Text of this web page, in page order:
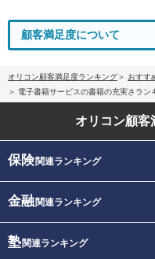
顧客満足度について
オリコン顧客満足度ランキング
おすす
電子書籍サービスの書籍の充実さラン
オリコン顧客
保険関連ランキング
金融関連ランキング
塾関連ランキング